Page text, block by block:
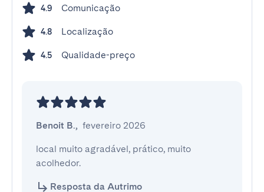
4.9 Comunicação
4.8 Localização
4.5 Qualidade-preço
Benoit B., fevereiro 2026
local muito agradável, prático, muito
acolhedor.
Resposta da Autrimo